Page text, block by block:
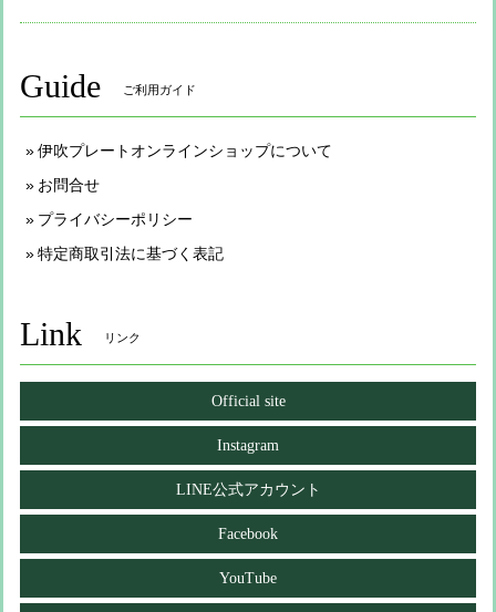
Guide ご利用ガイド
伊吹プレートオンラインショップについて
お問合せ
プライバシーポリシー
特定商取引法に基づく表記
Link リンク
Official site
Instagram
LINE公式アカウント
Facebook
YouTube